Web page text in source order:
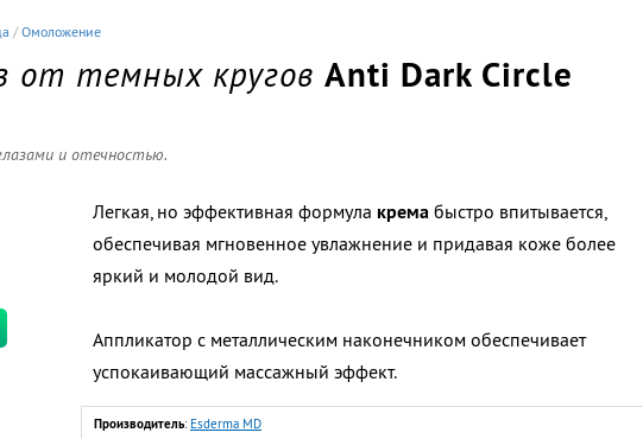
/Омоложение
от темных кругов Anti Dark Circle
и отечностью.
Легкая, но эффективная формула крема быстро впитывается,
обеспечивая мгновенное увлажнение и придавая коже более
яркий и молодой вид.
Аппликатор с металлическим наконечником обеспечивает
успокаивающий массажный эффект.
Производитель: Esderma MD